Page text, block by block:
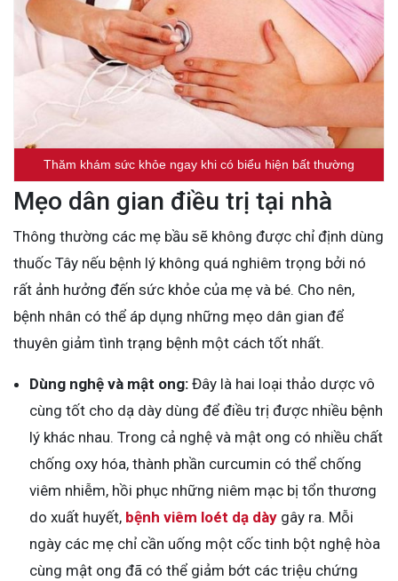
Thăm khám sức khỏe ngay khi có biểu hiện bất thường
Mẹo dân gian điều trị tại nhà
Thông thường các mẹ bầu sẽ không được chỉ định dùng
thuốc Tây nếu bệnh lý không quá nghiêm trọng bởi nó
rất ảnh hưởng đến sức khỏe của mẹ và bé. Cho nên,
bệnh nhân có thể áp dụng những mẹo dân gian để
thuyên giảm tình trạng bệnh một cách tốt nhất.
Dùng nghệ và mật ong: Đây là hai loại thảo dược vô
cùng tốt cho dạ dày dùng để điều trị được nhiều bệnh
lý khác nhau. Trong cả nghệ và mật ong có nhiều chất
chống oxy hóa, thành phần curcumin có thể chống
viêm nhiễm, hồi phục những niêm mạc bị tổn thương
do xuất huyết, bệnh viêm loét dạ dày gây ra. Mỗi
ngày các mẹ chỉ cần uống một cốc tinh bột nghệ hòa
cùng mật ong đã có thể giảm bớt các triệu chứng